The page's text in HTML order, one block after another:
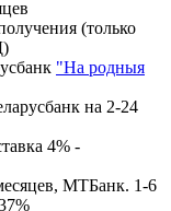
(только
"На родныя
на 2-24
4% -
МТБанк. 1-6